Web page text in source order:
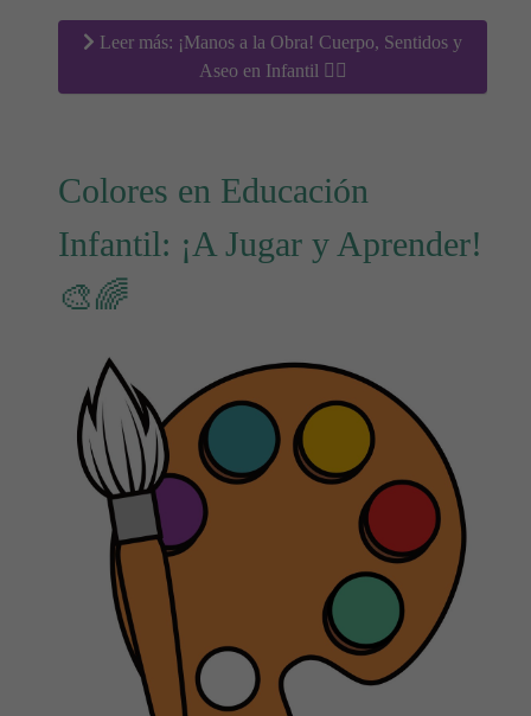
Leer más: ¡Manos a la Obra! Cuerpo, Sentidos y
Aseo en Infantil 🖐🏻
Colores en Educación
Infantil: ¡A Jugar y Aprender!
🎨🌈